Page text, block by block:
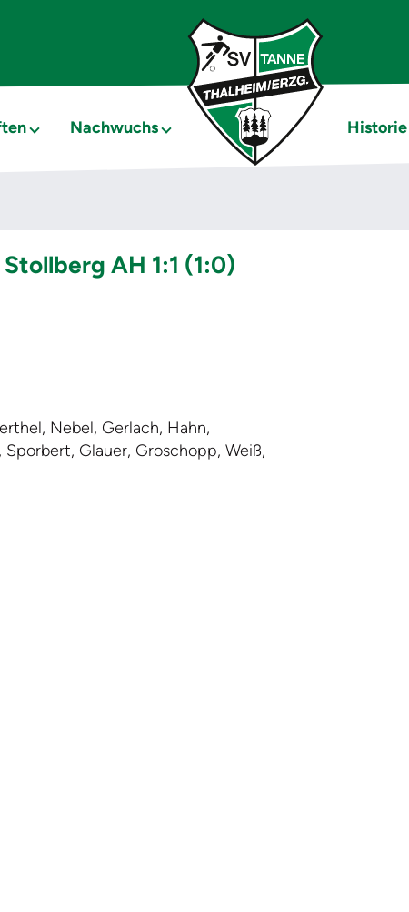
Nachwuchs Historie
AH 1:1 (1:0)
Nebel, Gerlach, Hahn,
Glauer, Groschopp, Weiß,